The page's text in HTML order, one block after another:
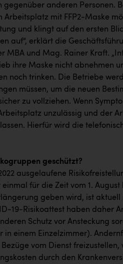
gegenüber anderen Personen.
Arbeitsplatz mit FFP2-Maske
und klingt auf den ersten
auf“, erklärt die
MBA und Mag. Rainer Kraft.
ihre Maske nicht abnehmen
noch trinken. Die Betriebe
müssen, um die neuen
zu vollziehen. Wenn
unzulässig und der
Hierfür wird die
geschützt?
ausgelaufene
für die Zeit vom 1. August
geben wird, ist aktuell
19-Risikoattest haben daher
Schutz vor Ansteckung
in einem Einzelzimmer).
Bezüge vom Dienst
durch den